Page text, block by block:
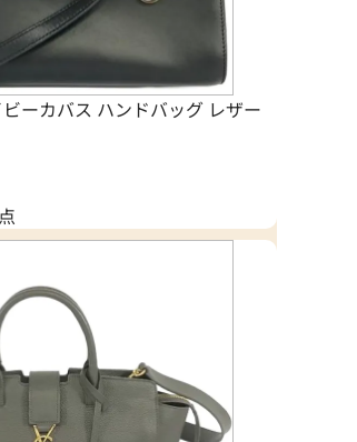
ーカバス ハンドバッグ レザー